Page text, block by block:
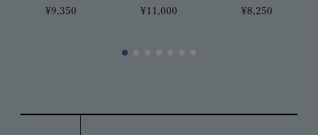
¥9,350
¥11,000
¥8,250